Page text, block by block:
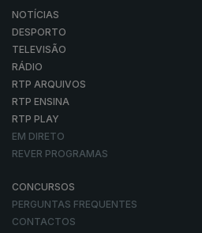
NOTÍCIAS
DESPORTO
TELEVISÃO
RÁDIO
RTP ARQUIVOS
RTP ENSINA
RTP PLAY
EM DIRETO
REVER PROGRAMAS
CONCURSOS
PERGUNTAS FREQUENTES
CONTACTOS